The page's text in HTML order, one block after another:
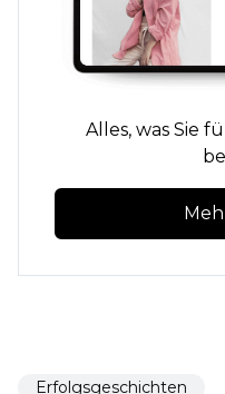
Alles, was Sie
Erfolgsgeschichten